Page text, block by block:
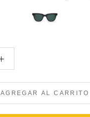
AGREGAR AL CARRITO